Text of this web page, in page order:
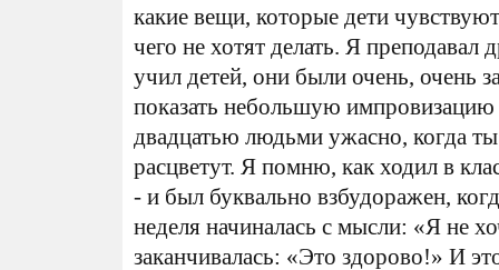
какие вещи, которые дети
чего не хотят делать. Я преподавал
учил детей, они были очень, очень
показать небольшую импровизацию
двадцатью людьми ужасно, когда
расцветут. Я помню, как ходил в
- и был буквально взбудоражен,
неделя начиналась с мысли: «Я не
заканчивалась: «Это здорово!» И